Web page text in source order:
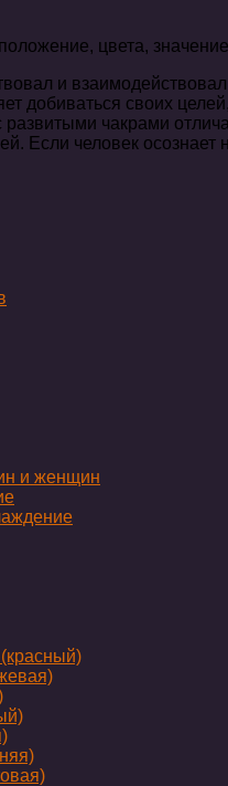
и
добиваться своих
чакрами
Если человек осознает
и женщин